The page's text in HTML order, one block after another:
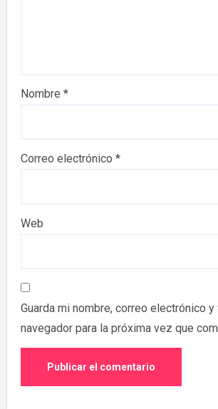
Nombre *
Correo electrónico *
Web
Guarda mi nombre, correo electrónico
navegador para la próxima vez que